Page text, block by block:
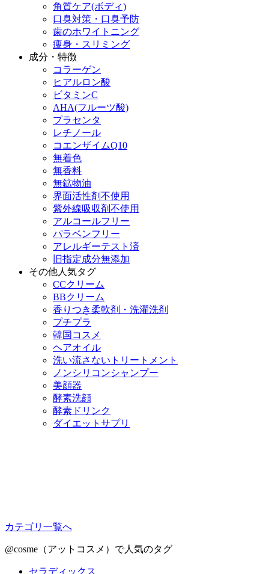
角質ケア(ボディ)
口臭対策・口臭予防
歯のホワイトニング
痩身・スリミング
成分・特徴
コラーゲン
ヒアルロン酸
ビタミンC
AHA(フルーツ酸)
プラセンタ
レチノール
コエンザイムQ10
無着色
無香料
無鉱物油
界面活性剤不使用
紫外線吸収剤不使用
アルコールフリー
パラベンフリー
アレルギーテスト済
旧指定成分無添加
その他人気タグ
CCクリーム
BBクリーム
香りつき柔軟剤・洗濯洗剤
プチプラ
韓国コスメ
ヘアオイル
洗い流さないトリートメント
ノンシリコンシャンプー
美顔器
酵素洗顔
酵素ドリンク
ダイエットサプリ
カテゴリ一覧へ
@cosme（アットコスメ）で人気のタグ
セラディックス